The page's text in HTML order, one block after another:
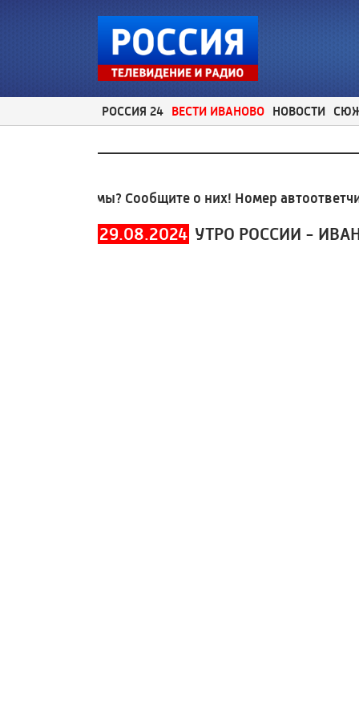
РОССИЯ 24 ВЕСТИ ИВАНОВО НОВОСТИ
проблемы? Сообщите о них! Номер автоответчика:
29.08.2024 УТРО РОССИИ -